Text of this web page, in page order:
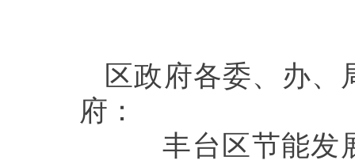
区政府各委、办
府：
丰台区节能发展